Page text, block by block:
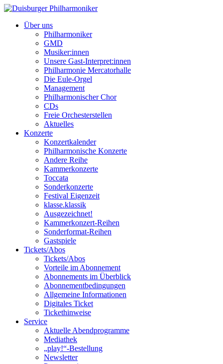
Über uns
Philharmoniker
GMD
Musiker:innen
Unsere Gast-Interpret:innen
Philharmonie Mercatorhalle
Die Eule-Orgel
Management
Philharmonischer Chor
CDs
Freie Orchesterstellen
Aktuelles
Konzerte
Konzertkalender
Philharmonische Konzerte
Andere Reihe
Kammerkonzerte
Toccata
Sonderkonzerte
Festival Eigenzeit
klasse.klassik
Ausgezeichnet!
Kammerkonzert-Reihen
Sonderformat-Reihen
Gastspiele
Tickets/Abos
Tickets/Abos
Vorteile im Abonnement
Abonnements im Überblick
Abonnement­bedingungen
Allgemeine Informationen
Digitales Ticket
Ticket­hinweise
Service
Aktuelle Abendprogramme
Mediathek
„play!“-Bestellung
Newsletter